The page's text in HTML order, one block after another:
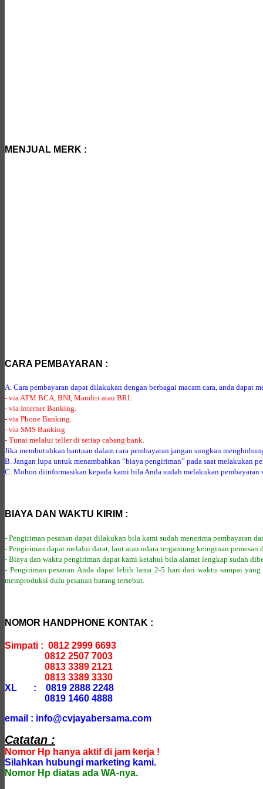
MENJUAL MERK :
CARA PEMBAYARAN :
A. Cara pembayaran dapat dilakukan dengan berbagai macam cara, anda dapat
- via ATM BCA, BNI, Mandiri atau BRI.
- via Internet Banking.
- via Phone Banking.
- via SMS Banking.
- Tunai melalui teller di setiap cabang bank.
Jika membutuhkan bantuan dalam cara pembayaran jangan sungkan
B. Jangan lupa untuk menambahkan “biaya pengiriman” pada saat melakukan
C. Mohon diinformasikan kepada kami bila Anda sudah melakukan
BIAYA DAN WAKTU KIRIM :
- Pengiriman pesanan dapat dilakukan bila kami sudah menerima pembayaran
- Pengiriman dapat melalui darat, laut atau udara tergantung keinginan pemesan
- Biaya dan waktu pengiriman dapat kami ketahui bila alamat lengkap sudah
- Pengiriman pesanan Anda dapat lebih lama 2-5 hari dari waktu sampai
memproduksi dulu pesanan barang tersebut.
NOMOR HANDPHONE KONTAK :
Simpati : 0812 2999 6693
0812 2507 7003
0813 3389 2121
0813 3389 3330
XL : 0819 2888 2248
0819 1460 4888
email : info@cvjayabersama.com
Catatan :
Nomor Hp hanya aktif di jam kerja !
Silahkan hubungi marketing kami.
Nomor Hp diatas ada WA-nya.